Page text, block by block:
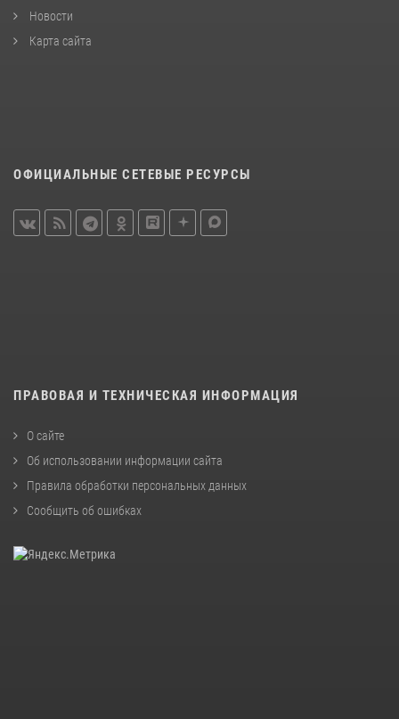
Новости
Карта сайта
ОФИЦИАЛЬНЫЕ СЕТЕВЫЕ РЕСУРСЫ
ПРАВОВАЯ И ТЕХНИЧЕСКАЯ ИНФОРМАЦИЯ
О сайте
Об использовании информации сайта
Правила обработки персональных данных
Сообщить об ошибках